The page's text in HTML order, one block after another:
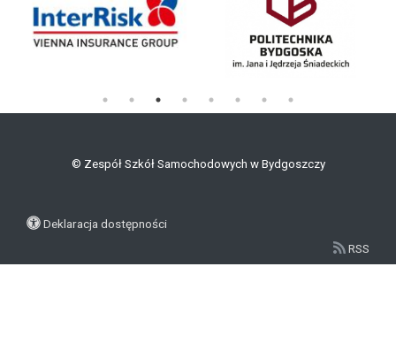
© Zespół Szkół Samochodowych w Bydgoszczy
Deklaracja dostępności
RSS